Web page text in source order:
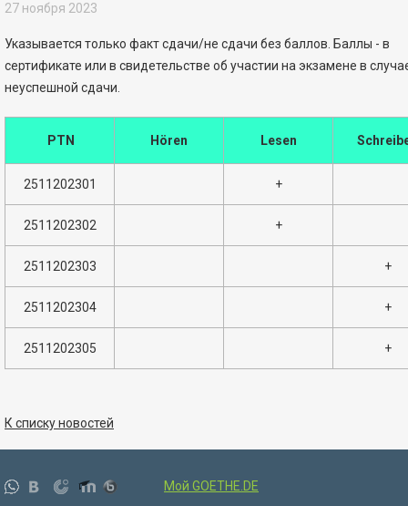
27 ноября 2023
Указывается только факт сдачи/не сдачи без баллов. Баллы - в
сертификате или в свидетельстве об участии на экзамене в
неуспешной сдачи.
PTN Hören Lesen
2511202301 +
2511202302 +
2511202303 +
2511202304 +
2511202305 +
К списку новостей
Мой GOETHE.DE